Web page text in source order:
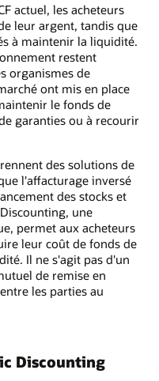
actuel, les acheteurs
leur argent, tandis que
à maintenir la liquidité.
restent
organismes de
ont mis en place
le fonds de
garanties ou à recourir
des solutions de
l'affacturage inversé
des stocks et
une
permet aux acheteurs
leur coût de fonds de
Il ne s'agit pas d'un
de remise en
les parties au
Discounting